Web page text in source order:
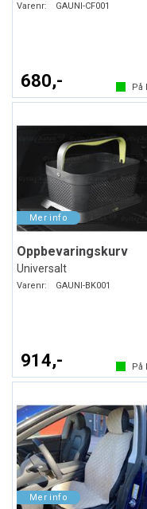
Varenr: GAUNI-CF001
680,- På
Oppbevaringskurv
Universalt
Varenr: GAUNI-BK001
914,- På